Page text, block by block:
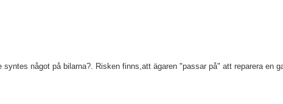
något på bilarna?. Risken finns,att ägaren "passar på" att reparera en